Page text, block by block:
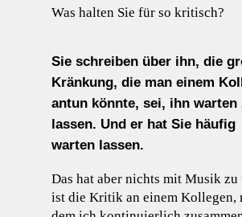
Was halten Sie für so kritisch?
Sie schreiben über ihn, die
Kränkung, die man einem
antun könnte, sei, ihn warten
lassen. Und er hat Sie häufig
warten lassen.
Das hat aber nichts mit Musik zu
ist die Kritik an einem Kollegen,